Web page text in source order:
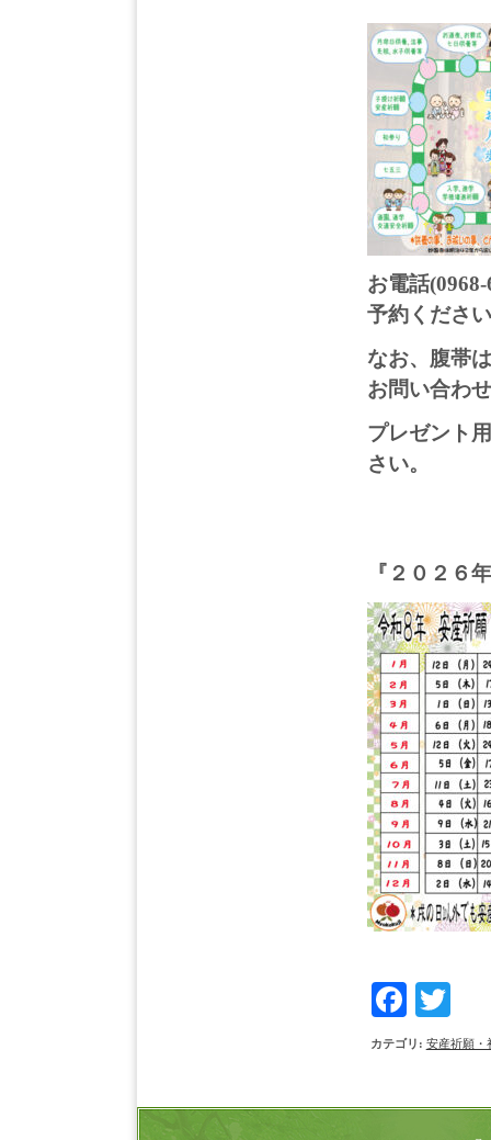
お電話
予約くださ
なお、腹帯
お問い合わ
プレゼント
さい。
『２０２６
カテゴリ : 安産祈願・